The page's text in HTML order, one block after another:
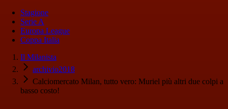
Stagione
Serie A
Europa League
Coppa Italia
Il Milanista
archivio2018
Calciomercato Milan, tutto vero: Muriel più altri due colpi a
basso costo!